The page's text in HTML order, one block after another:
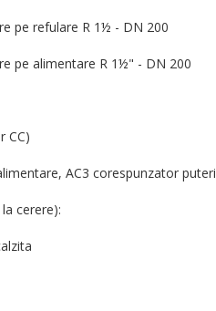
pe refulare R 1½ - DN 200
pe alimentare R 1½" - DN 200
CC)
AC3 corespunzator
cerere):